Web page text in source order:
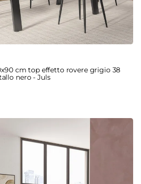
cm top effetto rovere grigio 38
nero - Juls